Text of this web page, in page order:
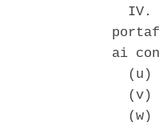
IV.
ai
(u)
(v)
(w)